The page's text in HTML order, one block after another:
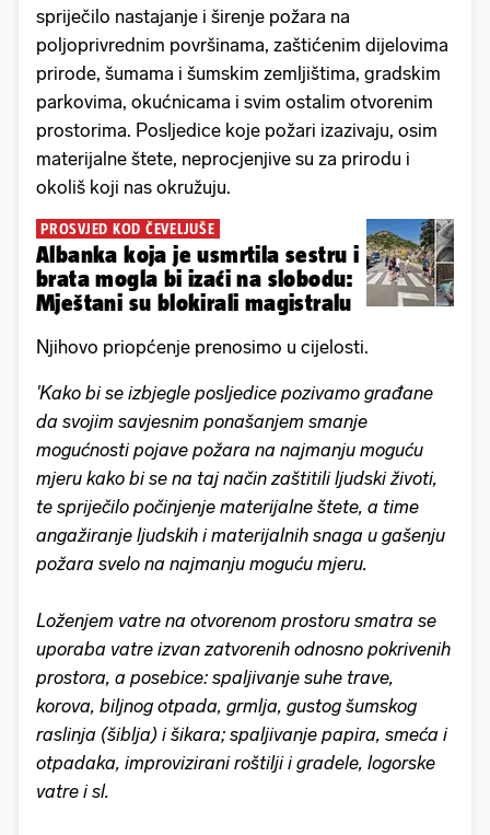
spriječilo nastajanje i širenje požara na
poljoprivrednim površinama, zaštićenim dijelovima
prirode, šumama i šumskim zemljištima, gradskim
parkovima, okućnicama i svim ostalim otvorenim
prostorima. Posljedice koje požari izazivaju, osim
materijalne štete, neprocjenjive su za prirodu i
okoliš koji nas okružuju.
PROSVJED KOD ČEVELJUŠE
Albanka koja je usmrtila sestru i
brata mogla bi izaći na slobodu:
Mještani su blokirali magistralu
Njihovo priopćenje prenosimo u cijelosti.
'Kako bi se izbjegle posljedice pozivamo građane
da svojim savjesnim ponašanjem smanje
mogućnosti pojave požara na najmanju moguću
mjeru kako bi se na taj način zaštitili ljudski životi,
te spriječilo počinjenje materijalne štete, a time
angažiranje ljudskih i materijalnih snaga u gašenju
požara svelo na najmanju moguću mjeru.
Loženjem vatre na otvorenom prostoru smatra se
uporaba vatre izvan zatvorenih odnosno pokrivenih
prostora, a posebice: spaljivanje suhe trave,
korova, biljnog otpada, grmlja, gustog šumskog
raslinja (šiblja) i šikara; spaljivanje papira, smeća i
otpadaka, improvizirani roštilji i gradele, logorske
vatre i sl.